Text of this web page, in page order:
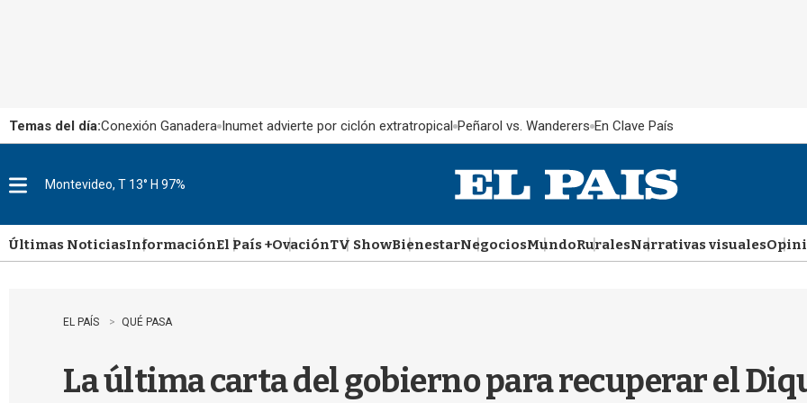
Temas del día:Conexión Ganadera Inumet advierte por ciclón extratropical Peñarol vs. Wanderers En Clave País
u
Montevideo, T 13° H 97%
Últimas NoticiasInformaciónEl País +OvaciónTV ShowBienestarNegociosMundoRuralesNarrativas visuales
EL PAÍS QUÉ PASA
La última carta del gobierno para recuperar el